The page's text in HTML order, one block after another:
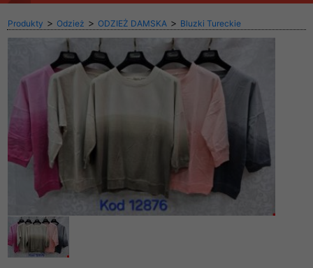
Produkty > Odzież > ODZIEŻ DAMSKA > Bluzki Tureckie